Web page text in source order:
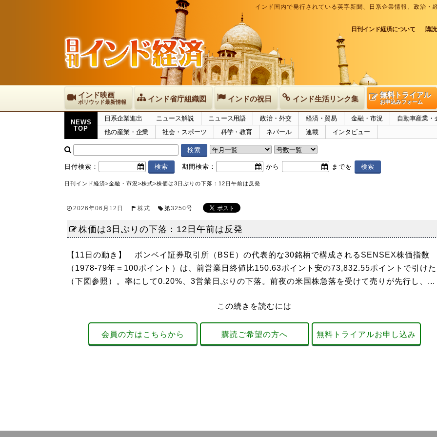
インド国内で発行されている英字新聞、日系企業情報、政治
日刊インド経済について 購
インド映画
ボリウッド最新情報 インド省庁組織図 インドの祝日 インド生活リンク集 無料トライアル
お申込みフォーム
NEWS
TOP
日系企業進出 ニュース解説 ニュース用語 政治・外交 経済・貿易 金融・市況
自動車産業・
他の産業・企業
社会・スポーツ 科学・教育 ネパール 連載 インタビュー
日付検索： 期間検索： から までを
日刊インド経済>金融・市況 >株式>株価は3日ぶりの下落：12日午前は反発
2026年06月12日 株式 第3250号
株価は3日ぶりの下落：12日午前は反発
【11日の動き】 ボンベイ証券取引所（BSE）の代表的な30銘柄で構成されるSENSEX株価指数
（1978-79年＝100ポイント）は、前営業日終値比150.63ポイント安の73,832.55ポイントで引けた
（下図参照）。率にして0.20%、3営業日ぶりの下落。前夜の米国株急落を受けて売りが先行し、...
この続きを読むには
会員の方はこちらから 購読ご希望の方へ 無料トライアルお申し込み